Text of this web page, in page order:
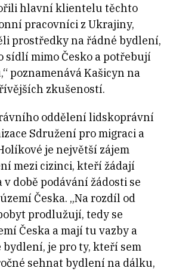
hlavní klientelu těchto
pracovníci z Ukrajiny,
prostředky na řádné bydlení,
sídlí mimo Česko a potřebují
poznamenává Kašicyn na
zkušeností.
oddělení lidskoprávní
Sdružení pro migraci a
je největší zájem
mezi cizinci, kteří žádají
v době podávání žádosti se
Česka. „Na rozdíl od
prodlužují, tedy se
Česka a mají tu vazby a
je pro ty, kteří sem
sehnat bydlení na dálku,